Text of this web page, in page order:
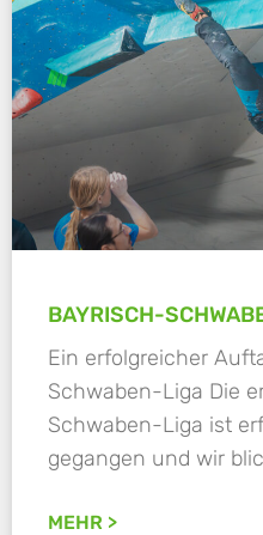
BAYRISCH-
Ein erfolgreicher
Schwaben-Liga Die
Schwaben-Liga ist
gegangen und wir
MEHR >